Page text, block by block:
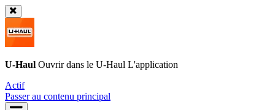
U-Haul Ouvrir dans le U-Haul L'application
Actif
Passer au contenu principal